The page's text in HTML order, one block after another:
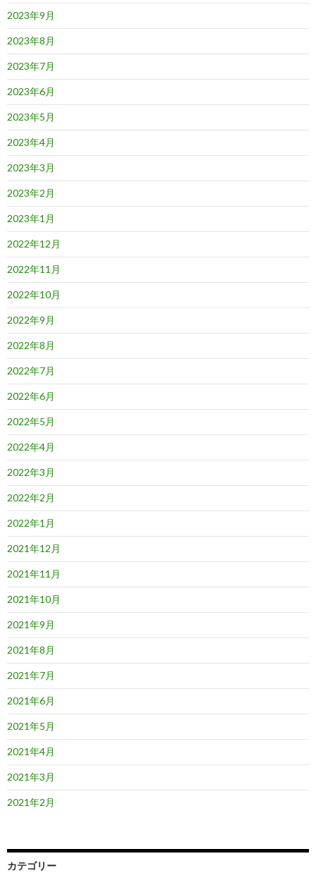
2023年9月
2023年8月
2023年7月
2023年6月
2023年5月
2023年4月
2023年3月
2023年2月
2023年1月
2022年12月
2022年11月
2022年10月
2022年9月
2022年8月
2022年7月
2022年6月
2022年5月
2022年4月
2022年3月
2022年2月
2022年1月
2021年12月
2021年11月
2021年10月
2021年9月
2021年8月
2021年7月
2021年6月
2021年5月
2021年4月
2021年3月
2021年2月
カテゴリー